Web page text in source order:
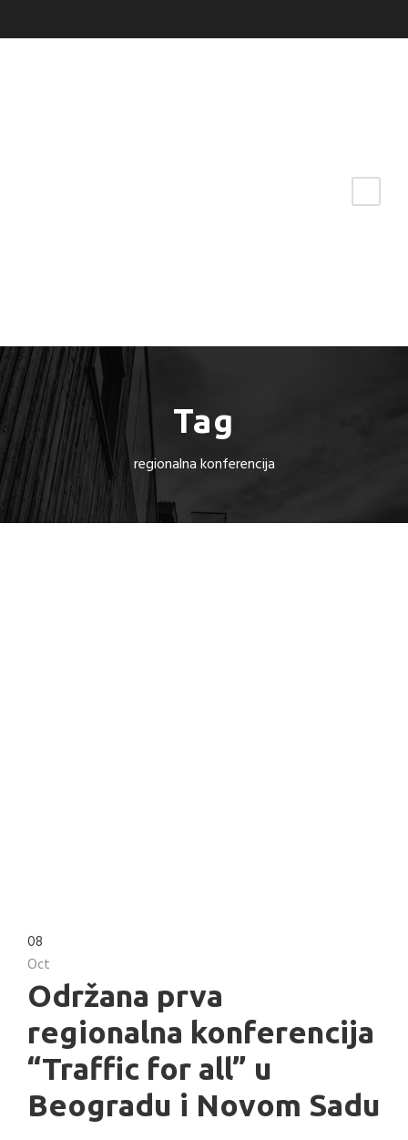
Tag
regionalna konferencija
08
Oct
Održana prva
regionalna konferencija
“Traffic for all” u
Beogradu i Novom Sadu